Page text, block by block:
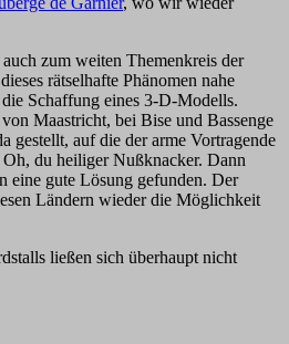
zum weiten Themenkreis der
rätselhafte Phänomen nahe
Schaffung eines 3-D-Modells.
Maastricht, bei Bise und Bassenge
gestellt, auf die der arme Vortragende
du heiliger Nußknacker. Dann
eine gute Lösung gefunden. Der
Ländern wieder die Möglichkeit
ließen sich überhaupt nicht